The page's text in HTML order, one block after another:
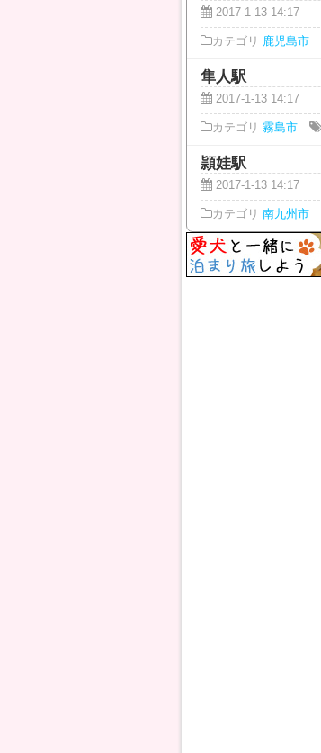
2017-1-13 14:17
カテゴリ 鹿児島市
隼人駅
2017-1-13 14:17
カテゴリ 霧島市
頴娃駅
2017-1-13 14:17
カテゴリ 南九州市